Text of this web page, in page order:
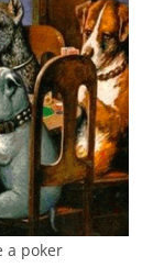
a poker